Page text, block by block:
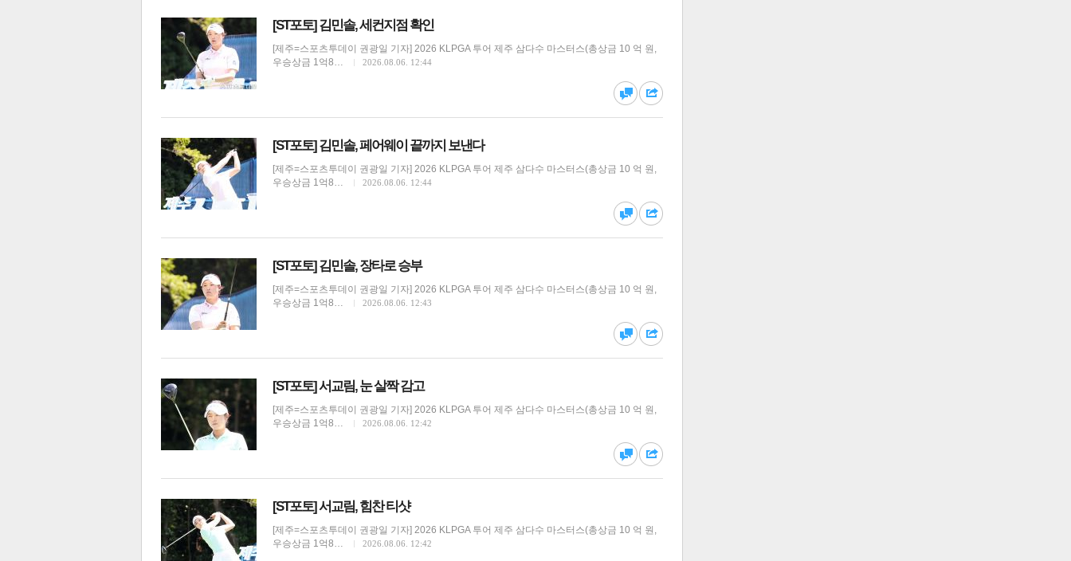
댓글 공유
댓글 공유
댓글 공유
[ST포토] 김민솔, 세컨지점 확인
[제주=스포츠투데이 권광일 기자] 2026 KLPGA 투어 제주 삼다수 마스터스(총상금 10 억 원,
우승상금 1억8…
2026.08.06. 12:44
댓글 공유
[ST포토] 김민솔, 페어웨이 끝까지 보낸다
[제주=스포츠투데이 권광일 기자] 2026 KLPGA 투어 제주 삼다수 마스터스(총상금 10 억 원,
우승상금 1억8…
2026.08.06. 12:44
[ST포토] 김민솔, 장타로 승부
[제주=스포츠투데이 권광일 기자] 2026 KLPGA 투어 제주 삼다수 마스터스(총상금 10 억 원,
우승상금 1억8…
2026.08.06. 12:43
[ST포토] 서교림, 눈 살짝 감고
[제주=스포츠투데이 권광일 기자] 2026 KLPGA 투어 제주 삼다수 마스터스(총상금 10 억 원,
우승상금 1억8…
2026.08.06. 12:42
[ST포토] 서교림, 힘찬 티샷
[제주=스포츠투데이 권광일 기자] 2026 KLPGA 투어 제주 삼다수 마스터스(총상금 10 억 원,
우승상금 1억8…
2026.08.06. 12:42